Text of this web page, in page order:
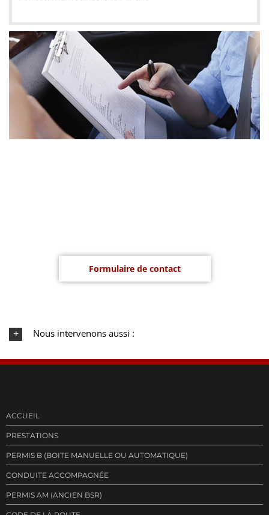
Formulaire de contact
Nous intervenons aussi :
ACCUEIL
PRESTATIONS
PERMIS B (BOITE MANUELLE OU AUTOMATIQUE)
CONDUITE ACCOMPAGNÉE
PERMIS AM (ANCIEN BSR)